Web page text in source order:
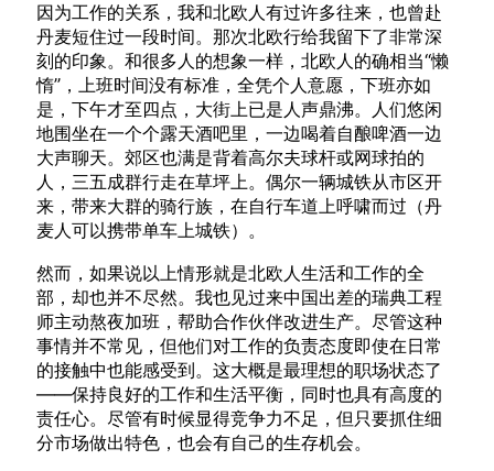
因为工作的关系，我和北欧人有过许多往来，也曾赴
丹麦短住过一段时间。那次北欧行给我留下了非常深
刻的印象。和很多人的想象一样，北欧人的确相当“懒
惰”，上班时间没有标准，全凭个人意愿，下班亦如
是，下午才至四点，大街上已是人声鼎沸。人们悠闲
地围坐在一个个露天酒吧里，一边喝着自酿啤酒一边
大声聊天。郊区也满是背着高尔夫球杆或网球拍的
人，三五成群行走在草坪上。偶尔一辆城铁从市区开
来，带来大群的骑行族，在自行车道上呼啸而过（丹
麦人可以携带单车上城铁）。
然而，如果说以上情形就是北欧人生活和工作的全
部，却也并不尽然。我也见过来中国出差的瑞典工程
师主动熬夜加班，帮助合作伙伴改进生产。尽管这种
事情并不常见，但他们对工作的负责态度即使在日常
的接触中也能感受到。这大概是最理想的职场状态了
——保持良好的工作和生活平衡，同时也具有高度的
责任心。尽管有时候显得竞争力不足，但只要抓住细
分市场做出特色，也会有自己的生存机会。